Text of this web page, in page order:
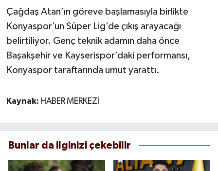
Çağdaş Atan’ın göreve başlamasıyla birlikte
Konyaspor’un Süper Lig’de çıkış arayacağı
belirtiliyor. Genç teknik adamın daha önce
Başakşehir ve Kayserispor’daki performansı,
Konyaspor taraftarında umut yarattı.
Kaynak: HABER MERKEZİ
Bunlar da ilginizi çekebilir